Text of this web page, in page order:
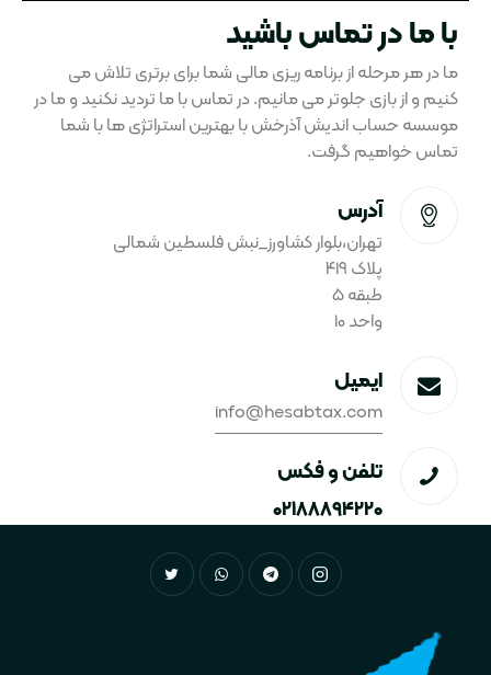
با ما در تماس باشید
ما در هر مرحله از برنامه ریزی مالی شما برای برتری تلاش می
کنیم و از بازی جلوتر می مانیم. در تماس با ما تردید نکنید و ما در
موسسه حساب اندیش آذرخش با بهترین استراتژی ها با شما
تماس خواهیم گرفت.
آدرس
تهران،بلوار کشاورز_نبش فلسطین شمالی
پلاک ۴۱۹
طبقه ۵
واحد ۱۰
ایمیل
info@hesabtax.com
تلفن و فکس
۰۲۱۸۸۸۹۴۲۲۰